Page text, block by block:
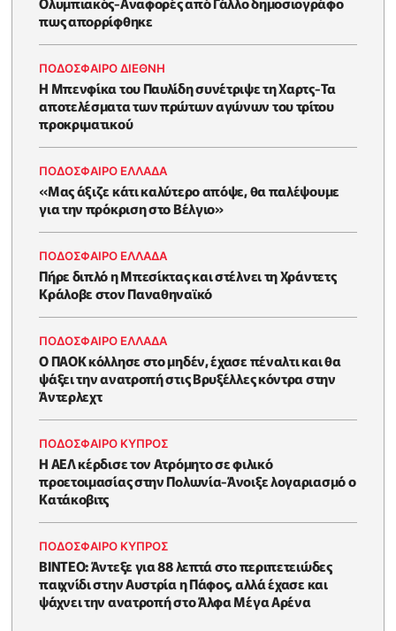
πως απορρίφθηκε
ΠΟΔΟΣΦΑΙΡΟ ΔΙΕΘΝΗ
Η Μπενφίκα του Παυλίδη συνέτριψε τη Χαρτς-Τα
αποτελέσματα των πρώτων αγώνων του τρίτου
προκριματικού
ΠΟΔΟΣΦΑΙΡΟ ΕΛΛΑΔΑ
«Μας άξιζε κάτι καλύτερο απόψε, θα παλέψουμε
για την πρόκριση στο Βέλγιο»
ΠΟΔΟΣΦΑΙΡΟ ΕΛΛΑΔΑ
Πήρε διπλό η Μπεσίκτας και στέλνει τη Χράντετς
Κράλοβε στον Παναθηναϊκό
ΠΟΔΟΣΦΑΙΡΟ ΕΛΛΑΔΑ
Ο ΠΑΟΚ κόλλησε στο μηδέν, έχασε πέναλτι και θα
ψάξει την ανατροπή στις Βρυξέλλες κόντρα στην
Άντερλεχτ
ΠΟΔΟΣΦΑΙΡΟ ΚΥΠΡΟΣ
Η ΑΕΛ κέρδισε τον Ατρόμητο σε φιλικό
προετοιμασίας στην Πολωνία-Άνοιξε λογαριασμό ο
Κατάκοβιτς
ΠΟΔΟΣΦΑΙΡΟ ΚΥΠΡΟΣ
ΒΙΝΤΕΟ: Άντεξε για 88 λεπτά στο περιπετειώδες
παιχνίδι στην Αυστρία η Πάφος, αλλά έχασε και
ψάχνει την ανατροπή στο Άλφα Μέγα Αρένα